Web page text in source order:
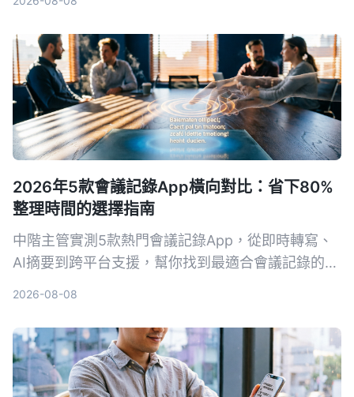
2026年5款會議記錄App橫向對比：省下80%
整理時間的選擇指南
中階主管實測5款熱門會議記錄App，從即時轉寫、
AI摘要到跨平台支援，幫你找到最適合會議記錄的工
2026-08-08